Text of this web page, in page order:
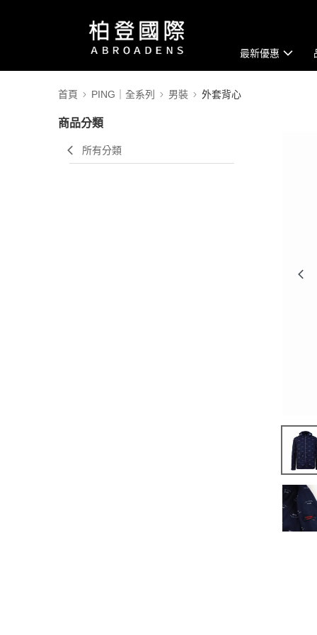
最新優惠
首頁 PING｜全系列 男裝 外套背心
商品分類
所有分類